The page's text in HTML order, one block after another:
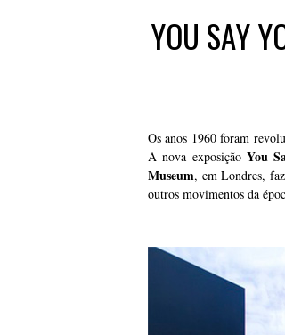
YOU SAY
Os anos 1960 foram
A nova exposição You
Museum, em Londres,
outros movimentos da